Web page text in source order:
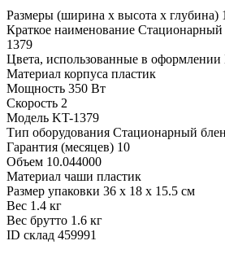
Размеры (ширина x высота x глубина)
Краткое наименование
1379
Цвета, использованные в оформлении
Материал корпуса пластик
Мощность 350 Вт
Скорость 2
Модель KT-1379
Тип оборудования Стационарный
Гарантия (месяцев) 10
Объем 10.044000
Материал чаши пластик
Размер упаковки 36 x 18 x 15.5 см
Вес 1.4 кг
Вес брутто 1.6 кг
ID склад 459991